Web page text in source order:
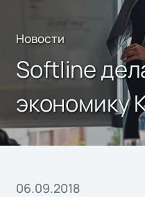
Новости
Softline
экономику
06.09.2018